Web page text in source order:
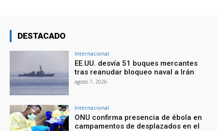
DESTACADO
Internacional
EE.UU. desvía 51 buques mercantes
tras reanudar bloqueo naval a Irán
agosto 7, 2026
Internacional
ONU confirma presencia de ébola en
campamentos de desplazados en el